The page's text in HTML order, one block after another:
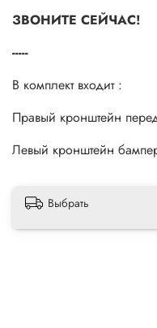
ЗВОНИТЕ СЕЙЧАС!
-----
В комплект входит :
Правый кронштейн
Левый кронштейн
Выбрать